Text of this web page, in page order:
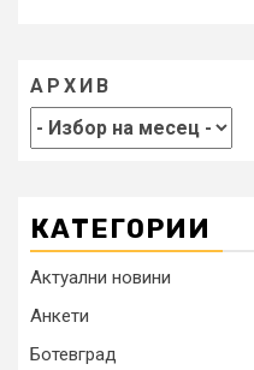
АРХИВ
КАТЕГОРИИ
Актуални новини
Анкети
Ботевград